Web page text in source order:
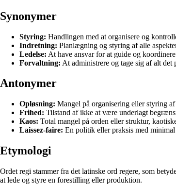
Synonymer
Styring: Handlingen med at organisere og
Indretning: Planlægning og styring af alle
Ledelse: At have ansvar for at guide og
Forvaltning: At administrere og tage sig af alt
Antonymer
Opløsning: Mangel på organisering eller styring
Frihed: Tilstand af ikke at være underlagt
Kaos: Total mangel på orden eller struktur,
Laissez-faire: En politik eller praksis med
Etymologi
Ordet regi stammer fra det latinske ord regere, som
at lede og styre en forestilling eller produktion.